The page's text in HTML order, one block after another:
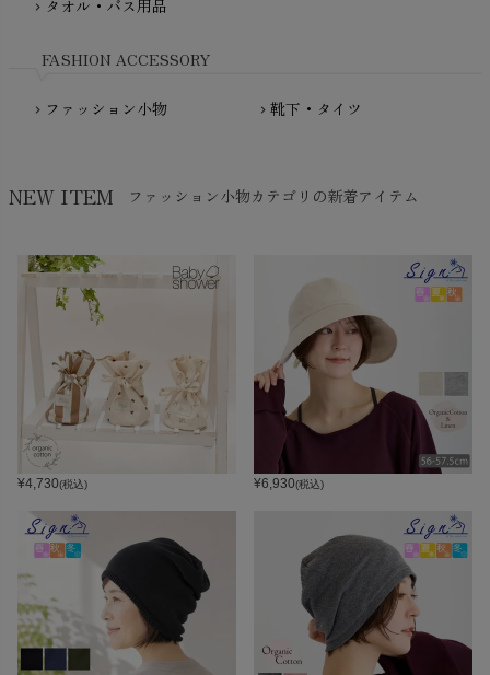
chevron_right タオル・バス用品
FASHION ACCESSORY
chevron_right ファッション小物 chevron_right 靴下・タイツ
NEW ITEM ファッション小物カテゴリの新着アイテム
¥4,730(税込) ¥6,930(税込)